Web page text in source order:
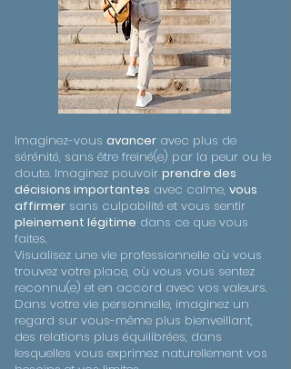
Imaginez-vous avancer avec plus de
sérénité, sans être freiné(e) par la peur ou le
doute. Imaginez pouvoir prendre des
décisions importantes avec calme, vous
affirmer sans culpabilité et vous sentir
pleinement légitime dans ce que vous
faites.
Visualisez une vie professionnelle où vous
trouvez votre place, où vous vous sentez
reconnu(e) et en accord avec vos valeurs.
Dans votre vie personnelle, imaginez un
regard sur vous-même plus bienveillant,
des relations plus équilibrées, dans
lesquelles vous exprimez naturellement vos